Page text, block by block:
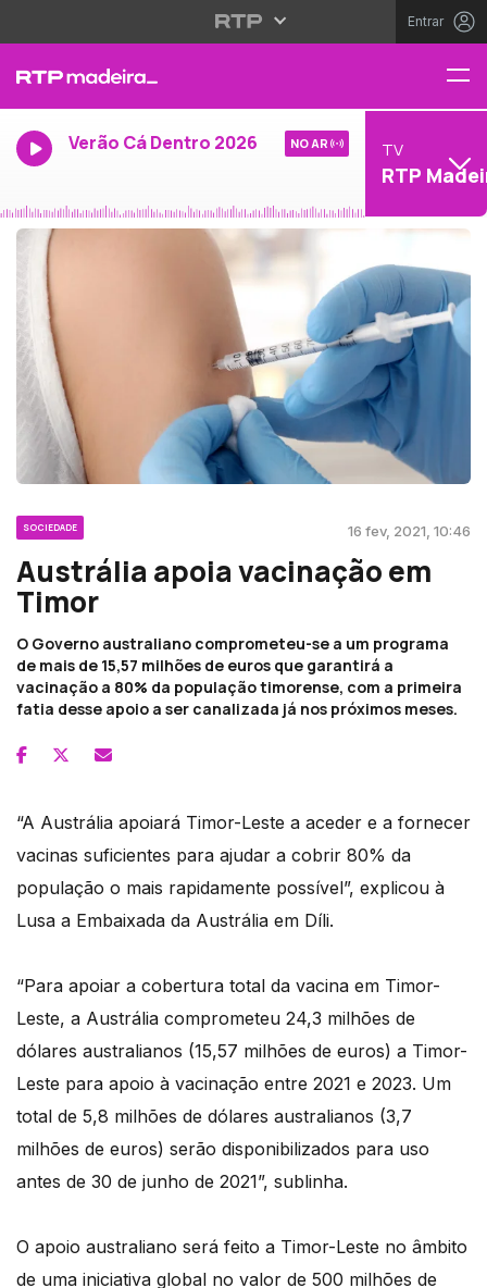
Entrar
Verão Cá Dentro 2026 NO AR TV
RTP
SOCIEDADE 16 fev, 2021, 10:46
Austrália apoia vacinação em
Timor
O Governo australiano comprometeu-se a um programa
de mais de 15,57 milhões de euros que garantirá a
vacinação a 80% da população timorense, com a primeira
fatia desse apoio a ser canalizada já nos próximos meses.
“A Austrália apoiará Timor-Leste a aceder e a fornecer
vacinas suficientes para ajudar a cobrir 80% da
população o mais rapidamente possível”, explicou à
Lusa a Embaixada da Austrália em Díli.
“Para apoiar a cobertura total da vacina em Timor-
Leste, a Austrália comprometeu 24,3 milhões de
dólares australianos (15,57 milhões de euros) a Timor-
Leste para apoio à vacinação entre 2021 e 2023. Um
total de 5,8 milhões de dólares australianos (3,7
milhões de euros) serão disponibilizados para uso
antes de 30 de junho de 2021”, sublinha.
O apoio australiano será feito a Timor-Leste no âmbito
de uma iniciativa global no valor de 500 milhões de